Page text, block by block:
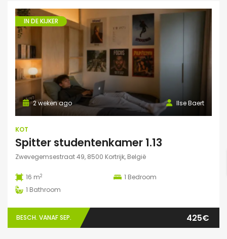
IN DE KIJKER
Ilse Baert
2 weken ago
KOT
Spitter studentenkamer 1.13
Zwevegemsestraat 49, 8500 Kortrijk, België
16 m2 1 Bedroom
1 Bathroom
BESCH. VANAF SEP. 425€